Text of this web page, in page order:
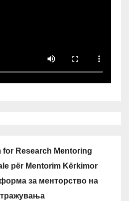
for Research Mentoring
për Mentorim Kërkimor
за менторство на